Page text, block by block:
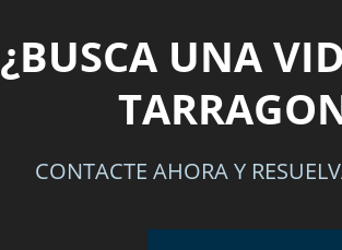
¿BUSCA UNA
CONTACTE AHORA Y